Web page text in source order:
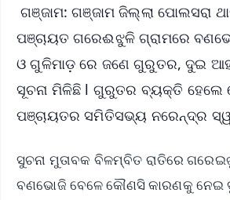
ଗଞ୍ଜାମ: ଗଞ୍ଜାମ ଜିଲ୍ଲା ପୋଲସରା
ପଞ୍ଚାୟତ ଗରେଈଝୁଳି ଗ୍ରାମରେ
ଓ ଗୁଳିମାଡ଼ ରେ ଜଣେ ଗୁରୁତର, ଦୁଇ
ସୂଚନା ମିଳିଛି l ଗୁରୁତର ବ୍ୟକ୍ତି ହେଲେ
ପଞ୍ଚାୟତର ସମିତିସଭ୍ୟ ନରେନ୍ଦ୍ର
ସୁଚନା ମୁତାବକ ବିଳମ୍ବିତ ରାତିରେ
ବଣଭୋଜି ବେଳେ କୌଣସି କାରଣକୁ ନେଇ